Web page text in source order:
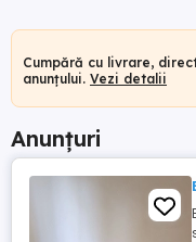
Cumpără cu livrare,
anunțului. Vezi detalii
Anunțuri